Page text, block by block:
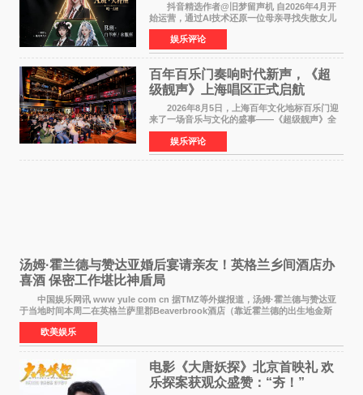
抖音精选作者@旧梦留声机 自2026年4月开
始运营，通过AI技术还原一位母亲寻找失散女儿
的故事，凭借强情感表达获得大量用户关注，发
布仅21小时便获得超1亿曝光、超1000万互动。
此后，账号持续沿
娱乐评论
百年百乐门奏响时代新声，《超
级靓声》上海唱区正式启航
2026年8月5日，上海百年文化地标百乐门迎
来了一场音乐与文化的盛事——《超级靓声》全
国励志音乐公益节目上海唱区新闻发布会暨启动
仪式在此隆重举行。各界领导、嘉宾与媒体朋友
齐聚一堂，共同
娱乐评论
汤姆·霍兰德与赞达亚婚后宴请亲友！英格兰乡间酒店办
喜酒 保密工作堪比神盾局
中国娱乐网讯 www yule com cn 据TMZ等外媒报道，汤姆·霍兰德与赞达亚
于当地时间本周二在英格兰萨里郡Beaverbrook酒店（靠近霍兰德的出生地金斯
顿）举办婚宴，邀请家人与朋友们喝喜酒，庆祝
欧美娱乐
电影《大唐妖探》北京首映礼 欢
乐探案获观众盛赞：“夯！”